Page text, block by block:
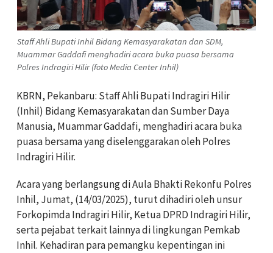
Staff Ahli Bupati Inhil Bidang Kemasyarakatan dan SDM,
Muammar Gaddafi menghadiri acara buka puasa bersama
Polres Indragiri Hilir (foto Media Center Inhil)
KBRN, Pekanbaru: Staff Ahli Bupati Indragiri Hilir
(Inhil) Bidang Kemasyarakatan dan Sumber Daya
Manusia, Muammar Gaddafi, menghadiri acara buka
puasa bersama yang diselenggarakan oleh Polres
Indragiri Hilir.
Acara yang berlangsung di Aula Bhakti Rekonfu Polres
Inhil, Jumat, (14/03/2025), turut dihadiri oleh unsur
Forkopimda Indragiri Hilir, Ketua DPRD Indragiri Hilir,
serta pejabat terkait lainnya di lingkungan Pemkab
Inhil. Kehadiran para pemangku kepentingan ini